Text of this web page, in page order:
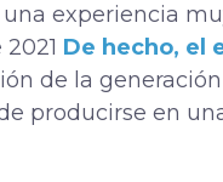
experiencia
De hecho, el
de la
producirse en